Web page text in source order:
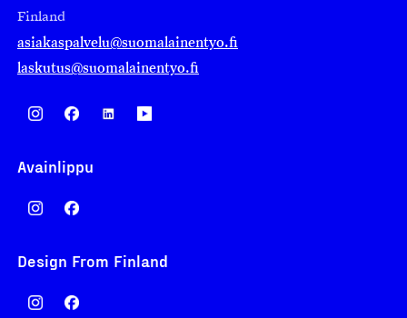
Finland
asiakaspalvelu@suomalainentyo.fi
laskutus@suomalainentyo.fi
Avainlippu
Design From Finland